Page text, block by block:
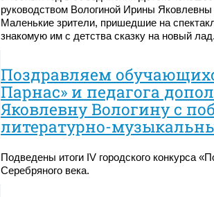
руководством Вологиной Ирины
Маленькие зрители, пришедшие на
знакомую им с детства сказку на новый лад.
Поздравляем
Парнас» и педагога
Яковлевну Вологину с
литературно-
Подведены итоги IV городского конкурса
Серебряного века.